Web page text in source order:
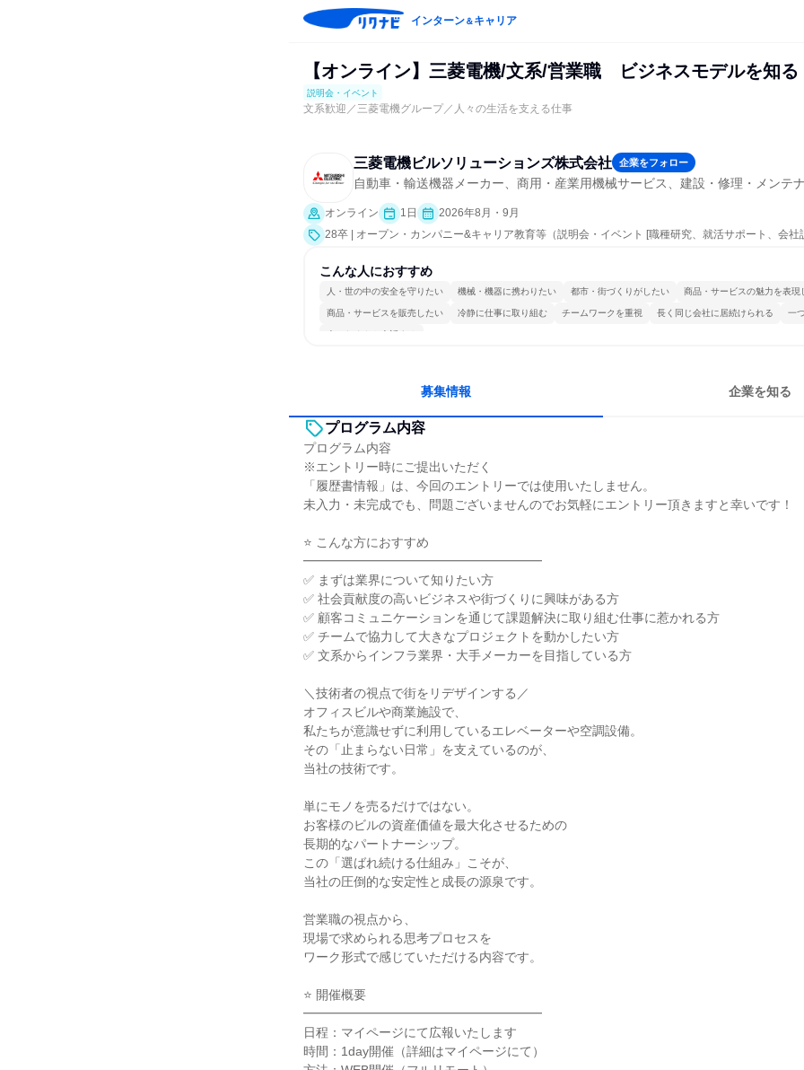
インターン＆キャリア
【オンライン】三菱電機/文系/営業職 ビジネスモデルを知る
説明会・イベント
文系歓迎／三菱電機グループ／人々の生活を支える仕事
三菱電機ビルソリューションズ株式会社 企業をフォロー
自動車・輸送機器メーカー、商用・産業用機械サービス、建設・修理・メンテ
オンライン 1日
2026年8月・9月
28卒 | オープン・カンパニー&キャリア教育等（説明会・イベント [職種研究、就活サポート、会社
こんな人におすすめ
人・世の中の安全を守りたい 機械・機器に携わりたい 都市・街づくりがしたい 商品・サービスの魅力を表現
商品・サービスを販売したい 冷静に仕事に取り組む チームワークを重視 長く同じ会社に居続けられる 一
人とたくさん会話する
募集情報 企業を知る
プログラム内容
プログラム内容
※エントリー時にご提出いただく
「履歴書情報」は、今回のエントリーでは使用いたしません。
未入力・未完成でも、問題ございませんのでお気軽にエントリー頂きますと幸いです！
⭐ こんな方におすすめ
━━━━━━━━━━━━━━━━━━━
✅ まずは業界について知りたい方
✅ 社会貢献度の高いビジネスや街づくりに興味がある方
✅ 顧客コミュニケーションを通じて課題解決に取り組む仕事に惹かれる方
✅ チームで協力して大きなプロジェクトを動かしたい方
✅ 文系からインフラ業界・大手メーカーを目指している方
＼技術者の視点で街をリデザインする／
オフィスビルや商業施設で、
私たちが意識せずに利用しているエレベーターや空調設備。
その「止まらない日常」を支えているのが、
当社の技術です。
単にモノを売るだけではない。
お客様のビルの資産価値を最大化させるための
長期的なパートナーシップ。
この「選ばれ続ける仕組み」こそが、
当社の圧倒的な安定性と成長の源泉です。
営業職の視点から、
現場で求められる思考プロセスを
ワーク形式で感じていただける内容です。
⭐ 開催概要
━━━━━━━━━━━━━━━━━━━
日程：マイページにて広報いたします
時間：1day開催（詳細はマイページにて）